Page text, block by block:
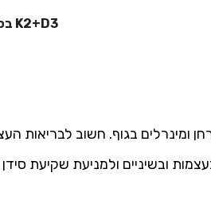
K2+D3 בספיגה משופרת לתמיכה בעצמות ובלב.
ומינרלים בגוף. חשוב לבריאות
ובשיניים ולמניעת שקיעת